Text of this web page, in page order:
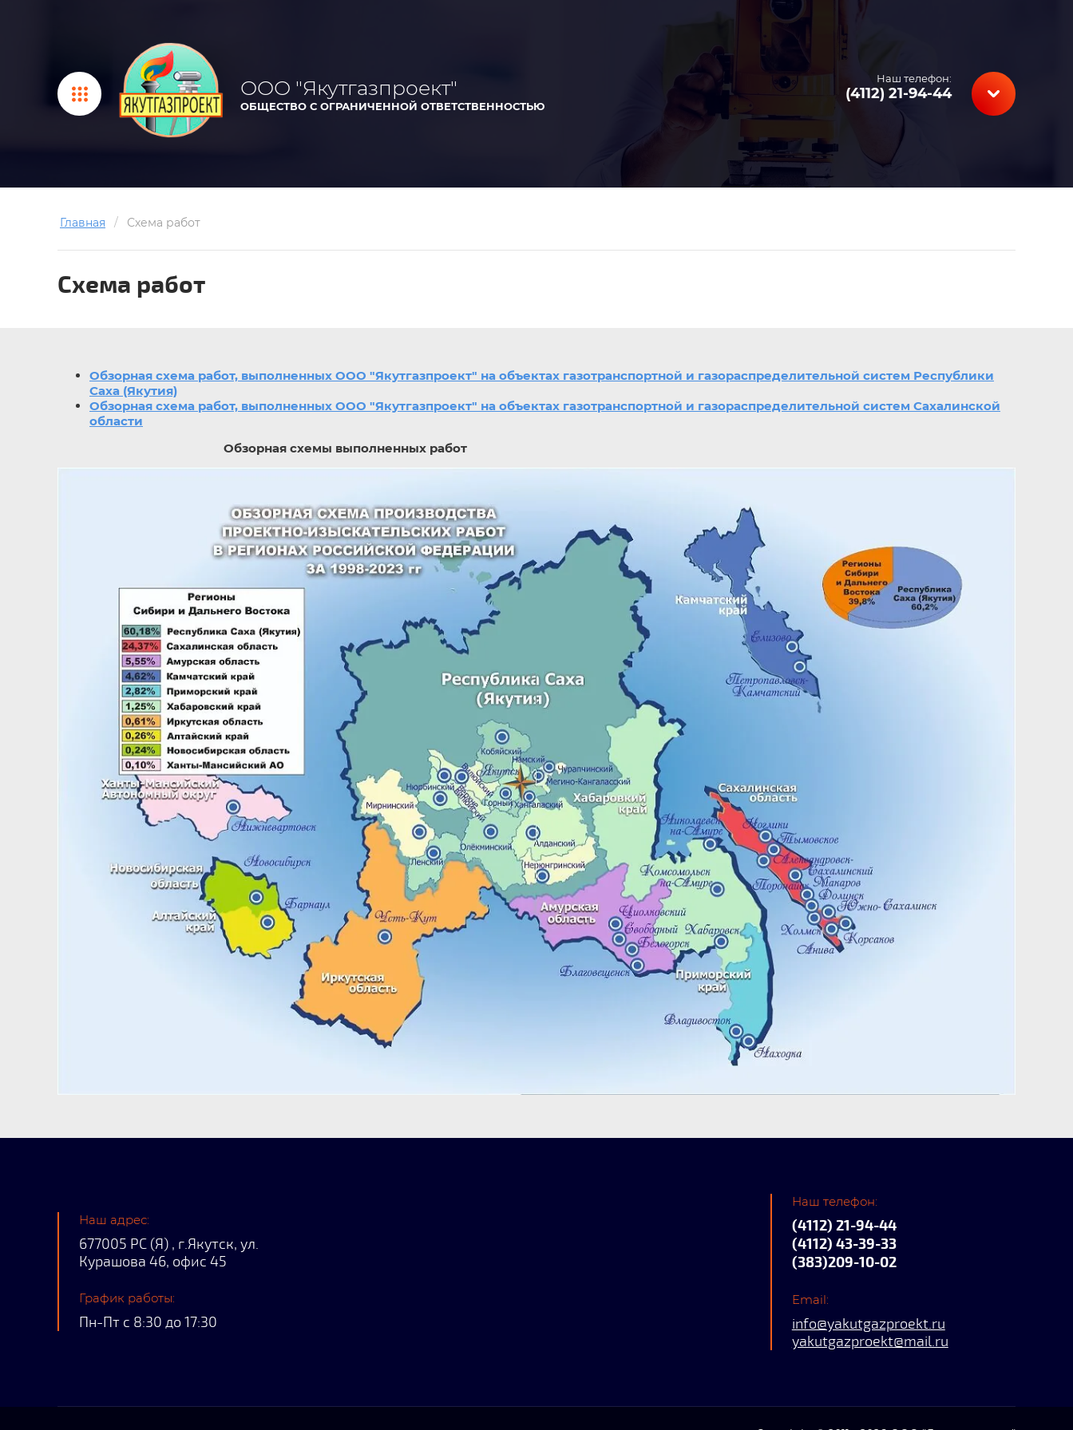
ООО "Якутгазпроект"
ОБЩЕСТВО С ОГРАНИЧЕННОЙ ОТВЕТСТВЕННОСТЬЮ
Наш телефон:
(4112) 21-94-44
Главная / Схема работ
Схема работ
Обзорная схема работ, выполненных ООО "Якутгазпроект" на объектах газотранспортной и газораспределительной систем Республики
Саха (Якутия)
Обзорная схема работ, выполненных ООО "Якутгазпроект" на объектах газотранспортной и газораспределительной систем Сахалинской
области
Обзорная схемы выполненных работ
Наш адрес:
677005 РС (Я) , г.Якутск, ул.
Курашова 46, офис 45
График работы:
Пн-Пт с 8:30 до 17:30
Наш телефон:
(4112) 21-94-44
(4112) 43-39-33
(383)209-10-02
Email:
info@yakutgazproekt.ru
yakutgazproekt@mail.ru